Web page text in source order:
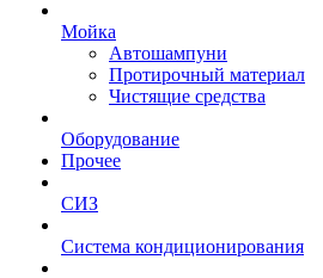
Мойка
Автошампуни
Протирочный материал
Чистящие средства
Оборудование
Прочее
СИЗ
Система кондиционирования